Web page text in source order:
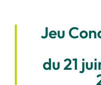
Jeu
du 21